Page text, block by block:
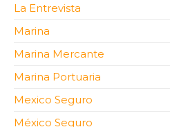
La Entrevista
Marina
Marina Mercante
Marina Portuaria
Mexico Seguro
México Seguro